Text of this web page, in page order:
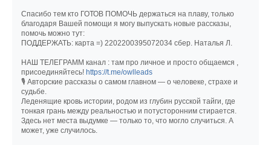
Спасибо тем кто ГОТОВ ПОМОЧЬ держаться на плаву, только
благодаря Вашей помощи я могу выпускать новые рассказы,
помочь можно тут:
ПОДДЕРЖАТЬ: карта =) 2202200395072034 сбер. Наталья Л.
НАШ ТЕЛЕГРАММ канал : там про личное и просто общаемся ,
присоединяйтесь! https://t.me/owlleads
🎙 Авторские рассказы о самом главном — о человеке, страхе и
судьбе.
Леденящие кровь истории, родом из глубин русской тайги, где
тонкая грань между реальностью и потусторонним стирается.
Здесь нет места выдумке — только то, что могло случиться. А
может, уже случилось.